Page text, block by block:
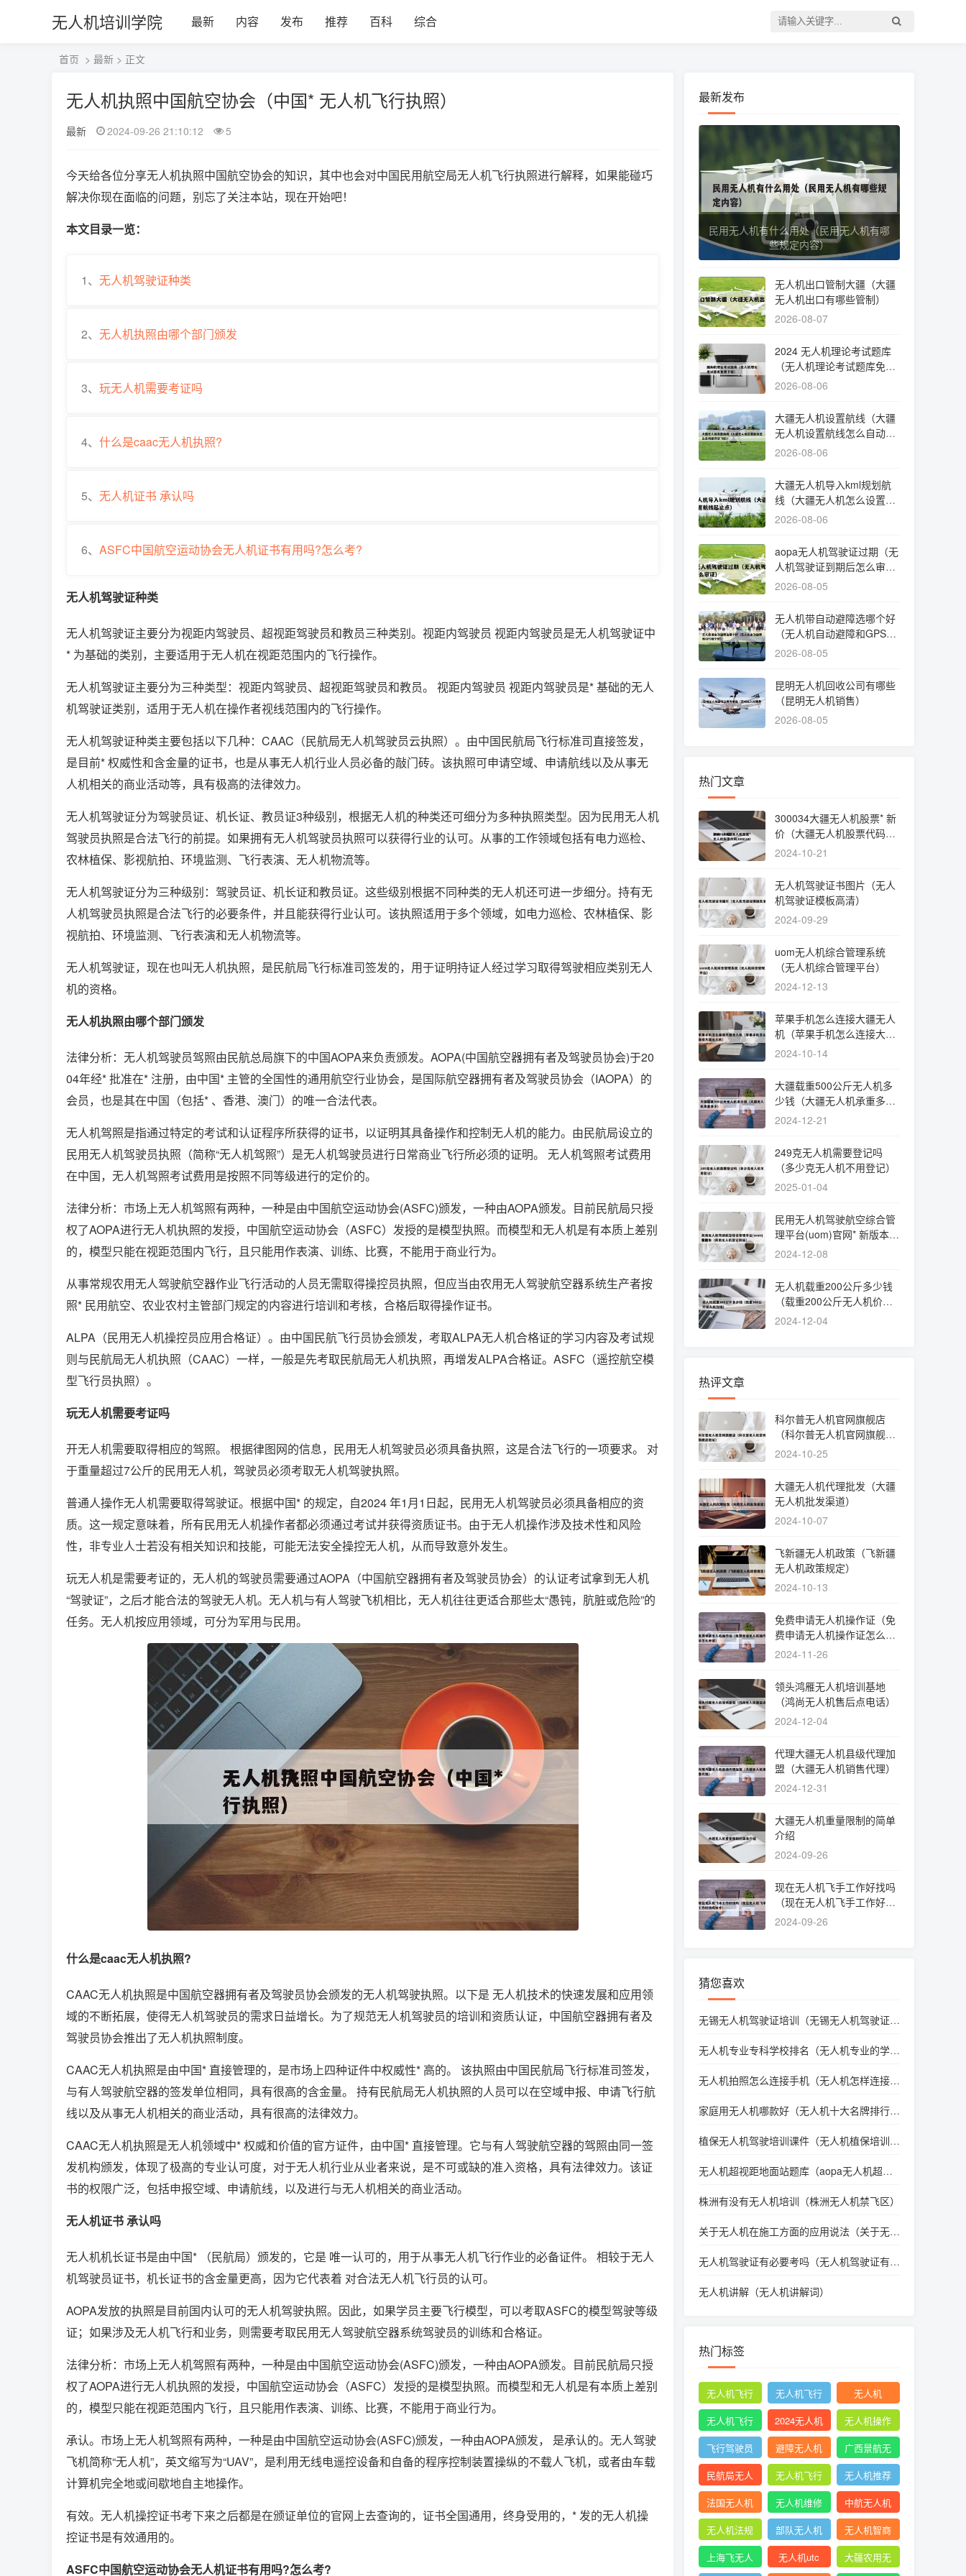
无人机培训学院 最新 内容 发布 推荐 百科 综合
首页 > 最新 > 正文
无人机执照中国航空协会（中国* 无人机飞行执照）
最新 2024-09-26 21:10:12 5
今天给各位分享无人机执照中国航空协会的知识，其中也会对中国民用航空局无人机飞行执照进行解释，如果能碰巧
解决你现在面临的问题，别忘了关注本站，现在开始吧！
本文目录一览：
1、 无人机驾驶证种类
2、 无人机执照由哪个部门颁发
3、 玩无人机需要考证吗
4、 什么是caac无人机执照?
5、 无人机证书 承认吗
6、 ASFC中国航空运动协会无人机证书有用吗?怎么考?
无人机驾驶证种类
无人机驾驶证主要分为视距内驾驶员、超视距驾驶员和教员三种类别。视距内驾驶员 视距内驾驶员是无人机驾驶证中
* 为基础的类别，主要适用于无人机在视距范围内的飞行操作。
无人机驾驶证主要分为三种类型：视距内驾驶员、超视距驾驶员和教员。 视距内驾驶员 视距内驾驶员是* 基础的无人
机驾驶证类别，适用于无人机在操作者视线范围内的飞行操作。
无人机驾驶证种类主要包括以下几种：CAAC（民航局无人机驾驶员云执照）。由中国民航局飞行标准司直接签发，
是目前* 权威性和含金量的证书，也是从事无人机行业人员必备的敲门砖。该执照可申请空域、申请航线以及从事无
人机相关的商业活动等，具有极高的法律效力。
无人机驾驶证分为驾驶员证、机长证、教员证3种级别，根据无人机的种类还可细分为多种执照类型。因为民用无人机
驾驶员执照是合法飞行的前提。如果拥有无人机驾驶员执照可以获得行业的认可。从事的工作领域包括有电力巡检、
农林植保、影视航拍、环境监测、飞行表演、无人机物流等。
无人机驾驶证分为三种级别：驾驶员证、机长证和教员证。这些级别根据不同种类的无人机还可进一步细分。持有无
人机驾驶员执照是合法飞行的必要条件，并且能获得行业认可。该执照适用于多个领域，如电力巡检、农林植保、影
视航拍、环境监测、飞行表演和无人机物流等。
无人机驾驶证，现在也叫无人机执照，是民航局飞行标准司签发的，用于证明持证人经过学习取得驾驶相应类别无人
机的资格。
无人机执照由哪个部门颁发
法律分析：无人机驾驶员驾照由民航总局旗下的中国AOPA来负责颁发。AOPA(中国航空器拥有者及驾驶员协会)于20
04年经* 批准在* 注册，由中国* 主管的全国性的通用航空行业协会，是国际航空器拥有者及驾驶员协会（IAOPA）的
会员，也是其在中国（包括* 、香港、澳门）的唯一合法代表。
无人机驾照是指通过特定的考试和认证程序所获得的证书，以证明其具备操作和控制无人机的能力。由民航局设立的
民用无人机驾驶员执照（简称“无人机驾照”）是无人机驾驶员进行日常商业飞行所必须的证明。 无人机驾照考试费用
在中国，无人机驾照考试费用是按照不同等级进行的定价的。
法律分析：市场上无人机驾照有两种，一种是由中国航空运动协会(ASFC)颁发，一种由AOPA颁发。目前民航局只授
权了AOPA进行无人机执照的发授，中国航空运动协会（ASFC）发授的是模型执照。而模型和无人机是有本质上差别
的，模型只能在视距范围内飞行，且只能用作表演、训练、比赛，不能用于商业行为。
从事常规农用无人驾驶航空器作业飞行活动的人员无需取得操控员执照，但应当由农用无人驾驶航空器系统生产者按
照* 民用航空、农业农村主管部门规定的内容进行培训和考核，合格后取得操作证书。
ALPA（民用无人机操控员应用合格证）。由中国民航飞行员协会颁发，考取ALPA无人机合格证的学习内容及考试规
则与民航局无人机执照（CAAC）一样，一般是先考取民航局无人机执照，再增发ALPA合格证。ASFC（遥控航空模
型飞行员执照）。
玩无人机需要考证吗
开无人机需要取得相应的驾照。 根据律图网的信息，民用无人机驾驶员必须具备执照，这是合法飞行的一项要求。 对
于重量超过7公斤的民用无人机，驾驶员必须考取无人机驾驶执照。
普通人操作无人机需要取得驾驶证。根据中国* 的规定，自2024 年1月1日起，民用无人机驾驶员必须具备相应的资
质。这一规定意味着，所有民用无人机操作者都必须通过考试并获得资质证书。由于无人机操作涉及技术性和风险
性，非专业人士若没有相关知识和技能，可能无法安全操控无人机，从而导致意外发生。
玩无人机是需要考证的，无人机的驾驶员需要通过AOPA（中国航空器拥有者及驾驶员协会）的认证考试拿到无人机
“驾驶证”，之后才能合法的驾驶无人机。无人机与有人驾驶飞机相比，无人机往往更适合那些太“愚钝，肮脏或危险”的
任务。无人机按应用领域，可分为军用与民用。
什么是caac无人机执照?
CAAC无人机执照是中国航空器拥有者及驾驶员协会颁发的无人机驾驶执照。以下是 无人机技术的快速发展和应用领
域的不断拓展，使得无人机驾驶员的需求日益增长。为了规范无人机驾驶员的培训和资质认证，中国航空器拥有者及
驾驶员协会推出了无人机执照制度。
CAAC无人机执照是由中国* 直接管理的，是市场上四种证件中权威性* 高的。 该执照由中国民航局飞行标准司签发，
与有人驾驶航空器的签发单位相同，具有很高的含金量。 持有民航局无人机执照的人员可以在空域申报、申请飞行航
线以及从事无人机相关的商业活动，具有很高的法律效力。
CAAC无人机执照是无人机领域中* 权威和价值的官方证件，由中国* 直接管理。它与有人驾驶航空器的驾照由同一签
发机构颁发，体现了极高的专业认可度，对于无人机行业从业者来说，是不可或缺的准入资格，具有法律效力。该证
书的权限广泛，包括申报空域、申请航线，以及进行与无人机相关的商业活动。
无人机证书 承认吗
无人机机长证书是由中国* （民航局）颁发的，它是 唯一认可的，用于从事无人机飞行作业的必备证件。 相较于无人
机驾驶员证书，机长证书的含金量更高，因为它代表着 对合法无人机飞行员的认可。
AOPA发放的执照是目前国内认可的无人机驾驶执照。因此，如果学员主要飞行模型，可以考取ASFC的模型驾驶等级
证；如果涉及无人机飞行和业务，则需要考取民用无人驾驶航空器系统驾驶员的训练和合格证。
法律分析：市场上无人机驾照有两种，一种是由中国航空运动协会(ASFC)颁发，一种由AOPA颁发。目前民航局只授
权了AOPA进行无人机执照的发授，中国航空运动协会（ASFC）发授的是模型执照。而模型和无人机是有本质上差别
的，模型只能在视距范围内飞行，且只能用作表演、训练、比赛，不能用于商业行为。
承认。市场上无人机驾照有两种，一种是由中国航空运动协会(ASFC)颁发，一种由AOPA颁发， 是承认的。无人驾驶
飞机简称“无人机”，英文缩写为“UAV”，是利用无线电遥控设备和自备的程序控制装置操纵的不载人飞机，或者由车载
计算机完全地或间歇地自主地操作。
有效。无人机操控证书考下来之后都是在颁证单位的官网上去查询的，证书全国通用，终身受用的，* 发的无人机操
控证书是有效通用的。
ASFC中国航空运动协会无人机证书有用吗?怎么考?
最新发布
民用无人机有什么用处（民用无人机有哪
些规定内容）
无人机出口管制大疆（大疆
无人机出口有哪些管制）
2026-08-07
2024 无人机理论考试题库
（无人机理论考试题库免费
下载）
2026-08-06
大疆无人机设置航线（大疆
无人机设置航线怎么自动避
开禁飞区）
2026-08-06
大疆无人机导入kml规划航
线（大疆无人机怎么设置航
线起止点）
2026-08-06
aopa无人机驾驶证过期（无
人机驾驶证到期后怎么审
证）
2026-08-05
无人机带自动避障选哪个好
（无人机自动避障和GPS哪
个好）
2026-08-05
昆明无人机回收公司有哪些
（昆明无人机销售）
2026-08-05
热门文章
300034大疆无人机股票* 新
价（大疆无人机股票代码30
0034）
2024-10-21
无人机驾驶证书图片（无人
机驾驶证模板高清）
2024-09-29
uom无人机综合管理系统
（无人机综合管理平台）
2024-12-13
苹果手机怎么连接大疆无人
机（苹果手机怎么连接大疆
无人机）
2024-10-14
大疆载重500公斤无人机多
少钱（大疆无人机承重多
少）
2024-12-21
249克无人机需要登记吗
（多少克无人机不用登记）
2025-01-04
民用无人机驾驶航空综合管
理平台(uom)官网* 新版本
（民用无人机登记网站）
2024-12-08
无人机载重200公斤多少钱
（载重200公斤无人机价
格）
2024-12-04
热评文章
科尔普无人机官网旗舰店
（科尔普无人机官网旗舰店
地址）
2024-10-25
大疆无人机代理批发（大疆
无人机批发渠道）
2024-10-07
飞新疆无人机政策（飞新疆
无人机政策规定）
2024-10-13
免费申请无人机操作证（免
费申请无人机操作证怎么申
请）
2024-11-26
领头鸿雁无人机培训基地
（鸿尚无人机售后点电话）
2024-12-04
代理大疆无人机县级代理加
盟（大疆无人机销售代理）
2024-12-31
大疆无人机重量限制的简单
介绍
2024-09-26
现在无人机飞手工作好找吗
（现在无人机飞手工作好找
吗知乎）
2024-09-26
猜您喜欢
无锡无人机驾驶证培训（无锡无人机驾驶证*
无人机专业专科学校排名（无人机专业的学
无人机拍照怎么连接手机（无人机怎样连接手
家庭用无人机哪款好（无人机十大名牌排行
植保无人机驾驶培训课件（无人机植保培训课
无人机超视距地面站题库（aopa无人机超视
株洲有没有无人机培训（株洲无人机禁飞区）
关于无人机在施工方面的应用说法（关于无人
无人机驾驶证有必要考吗（无人机驾驶证有必
无人机讲解（无人机讲解词）
热门标签
无人机飞行
时收起襟翼
无人机飞行
申请
无人机
无人机飞行
申报
2024无人机
新规
无人机操作
手册
飞行驾驶员
操纵无人机
坡度转弯时
避障无人机
广西景航无
人机有限公
司官网首页
民航局无人
机
无人机飞行
控制系统中
的pid控制器
无人机推荐
知乎
法国无人机 无人机维修
中航无人机
成都
无人机法规 部队无人机
无人机智商
税
上海飞无人
无人机utc
大疆农用无